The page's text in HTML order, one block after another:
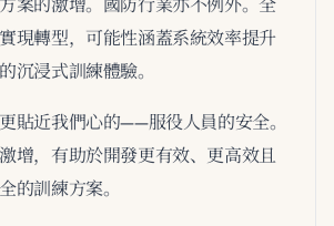
現轉型，可能性涵蓋系統效率提升
沉浸式訓練體驗。
貼近我們心的——服役人員的安全。
增，有助於開發更有效、更高效且
的訓練方案。